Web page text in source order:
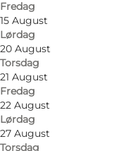
Fredag
15 August
Lørdag
20 August
Torsdag
21 August
Fredag
22 August
Lørdag
27 August
Torsdag